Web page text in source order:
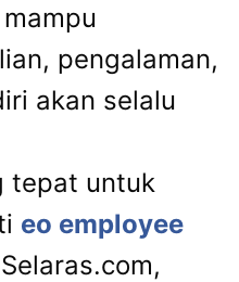
pengalaman,
akan selalu
tepat untuk
eo employee